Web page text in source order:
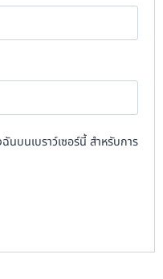
นบนเบราว์เซอร์นี้ สำหรับการ